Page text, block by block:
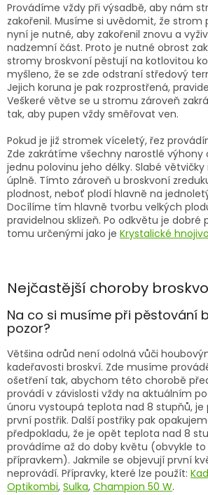
Provádíme vždy při výsadbě, aby nám
zakořenil. Musíme si uvědomit, že strom
nyní je nutné, aby zakořenil znovu a
nadzemní část. Proto je nutné obrost
stromy broskvoní pěstují na kotlovitou
myšleno, že se zde odstraní středový
Jejich koruna je pak rozprostřená,
Veškeré větve se u stromu zároveň
tak, aby pupen vždy směřovat ven.
Pokud je již stromek víceletý, řez
Zde zakrátíme všechny narostlé výhony
jednu polovinu jeho délky. Slabé
úplně. Tímto zároveň u broskvoní
plodnost, neboť plodí hlavně na
Docílíme tím hlavně tvorbu velkých
pravidelnou sklizeň. Po odkvětu je dobré
tomu určenými jako je Krystalické
Nejčastější choroby
Na co si musíme při pěstování
pozor?
Většina odrůd není odolná vůči
kadeřavosti broskví. Zde musíme
ošetření tak, abychom této chorobě
provádí v závislosti vždy na aktuálním
únoru vystoupá teplota nad 8 stupňů, je
první postřik. Další postřiky pak
předpokladu, že je opět teplota nad 8
provádíme až do doby květu (obvykle
přípravkem). Jakmile se objevují první
neprovádí. Přípravky, které lze použít:
Optikombi, Sulka, Champion 50 W.